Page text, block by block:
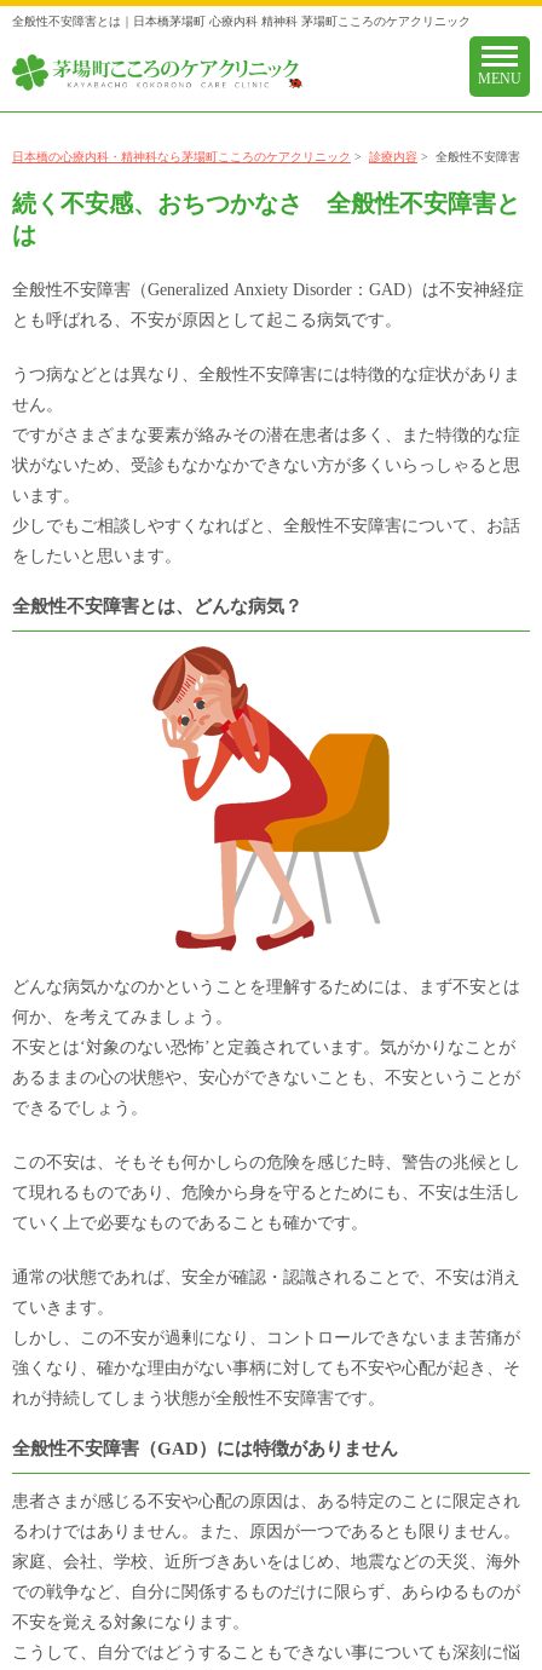
全般性不安障害とは｜日本橋茅場町 心療内科 精神科 茅場町こころのケアクリニック
日本橋の心療内科・精神科なら茅場町こころのケアクリニック > 診療内容 > 全般性不安障害
続く不安感、おちつかなさ 全般性不安障害と
は
全般性不安障害（Generalized Anxiety Disorder：GAD）は不安神経症
とも呼ばれる、不安が原因として起こる病気です。
うつ病などとは異なり、全般性不安障害には特徴的な症状がありま
せん。
ですがさまざまな要素が絡みその潜在患者は多く、また特徴的な症
状がないため、受診もなかなかできない方が多くいらっしゃると思
います。
少しでもご相談しやすくなればと、全般性不安障害について、お話
をしたいと思います。
全般性不安障害とは、どんな病気？
どんな病気かなのかということを理解するためには、まず不安とは
何か、を考えてみましょう。
不安とは‘対象のない恐怖’と定義されています。気がかりなことが
あるままの心の状態や、安心ができないことも、不安ということが
できるでしょう。
この不安は、そもそも何かしらの危険を感じた時、警告の兆候とし
て現れるものであり、危険から身を守るとためにも、不安は生活し
ていく上で必要なものであることも確かです。
通常の状態であれば、安全が確認・認識されることで、不安は消え
ていきます。
しかし、この不安が過剰になり、コントロールできないまま苦痛が
強くなり、確かな理由がない事柄に対しても不安や心配が起き、そ
れが持続してしまう状態が全般性不安障害です。
全般性不安障害（GAD）には特徴がありません
患者さまが感じる不安や心配の原因は、ある特定のことに限定され
るわけではありません。また、原因が一つであるとも限りません。
家庭、会社、学校、近所づきあいをはじめ、地震などの天災、海外
での戦争など、自分に関係するものだけに限らず、あらゆるものが
不安を覚える対象になります。
こうして、自分ではどうすることもできない事についても深刻に悩